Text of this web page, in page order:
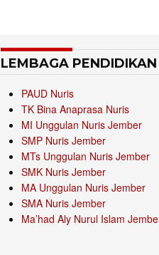
LEMBAGA PENDIDIKAN
PAUD Nuris
TK Bina Anaprasa Nuris
MI Unggulan Nuris Jember
SMP Nuris Jember
MTs Unggulan Nuris Jember
SMK Nuris Jember
MA Unggulan Nuris Jember
SMA Nuris Jember
Ma’had Aly Nurul Islam